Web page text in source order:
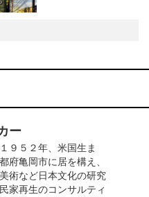
ー
９５２年、米国生ま
府亀岡市に居を構え、
術など日本文化の研究
家再生のコンサルティ